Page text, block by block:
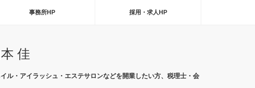
事務所HP 採用・求人HP
佳
ル・アイラッシュ・エステサロンなどを開業したい方、税理士・会